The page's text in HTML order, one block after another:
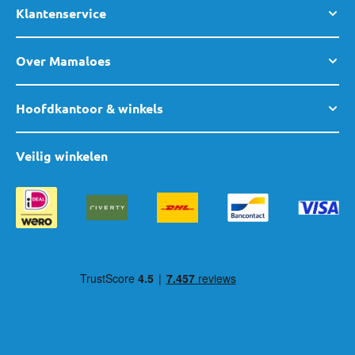
op te nemen. Langskomen in een van
ook altijd, we helpen je graag!
Klantenservice
Over Mamaloes
Hoofdkantoor & winkels
Veilig winkelen